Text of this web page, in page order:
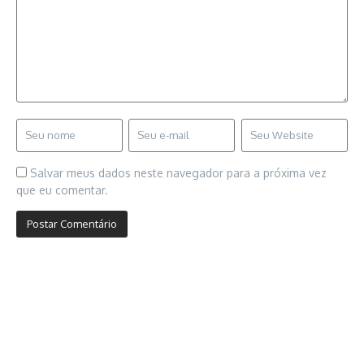
Salvar meus dados neste navegador para a próxima vez
que eu comentar.